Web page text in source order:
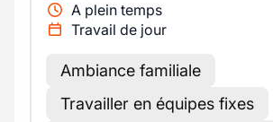
A plein temps
Travail de jour
Ambiance familiale
Travailler en équipes fixes